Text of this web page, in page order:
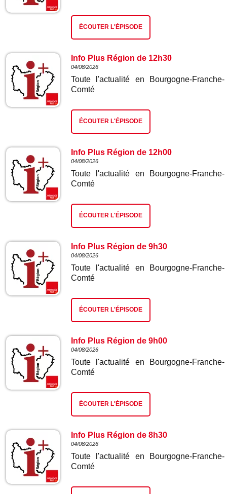
ÉCOUTER L'ÉPISODE
Info Plus Région de 12h30
04/08/2026
Toute l'actualité en Bourgogne-Franche-
Comté
ÉCOUTER L'ÉPISODE
Info Plus Région de 12h00
04/08/2026
Toute l'actualité en Bourgogne-Franche-
Comté
ÉCOUTER L'ÉPISODE
Info Plus Région de 9h30
04/08/2026
Toute l'actualité en Bourgogne-Franche-
Comté
ÉCOUTER L'ÉPISODE
Info Plus Région de 9h00
04/08/2026
Toute l'actualité en Bourgogne-Franche-
Comté
ÉCOUTER L'ÉPISODE
Info Plus Région de 8h30
04/08/2026
Toute l'actualité en Bourgogne-Franche-
Comté